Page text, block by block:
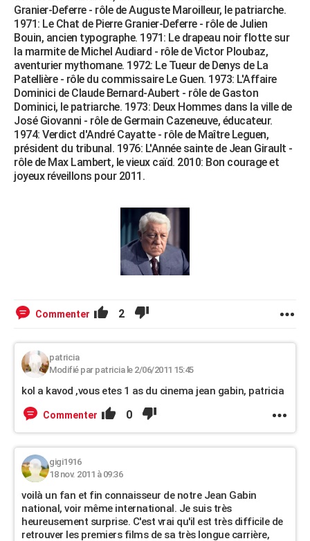
Granier-Deferre - rôle de Auguste Maroilleur, le patriarche.
1971: Le Chat de Pierre Granier-Deferre - rôle de Julien
Bouin, ancien typographe. 1971: Le drapeau noir flotte sur
la marmite de Michel Audiard - rôle de Victor Ploubaz,
aventurier mythomane. 1972: Le Tueur de Denys de La
Patellière - rôle du commissaire Le Guen. 1973: L'Affaire
Dominici de Claude Bernard-Aubert - rôle de Gaston
Dominici, le patriarche. 1973: Deux Hommes dans la ville de
José Giovanni - rôle de Germain Cazeneuve, éducateur.
1974: Verdict d'André Cayatte - rôle de Maître Leguen,
président du tribunal. 1976: L'Année sainte de Jean Girault -
rôle de Max Lambert, le vieux caïd. 2010: Bon courage et
joyeux réveillons pour 2011.
Commenter 2
patricia
Modifié par patricia le 2/06/2011 15:45
kol a kavod ,vous etes 1 as du cinema jean gabin, patricia
Commenter 0
gigi1916
18 nov. 2011 à 09:36
voilà un fan et fin connaisseur de notre Jean Gabin
national, voir même international. Je suis très
heureusement surprise. C'est vrai qu'il est très difficile de
retrouver les premiers films de sa très longue carrière,